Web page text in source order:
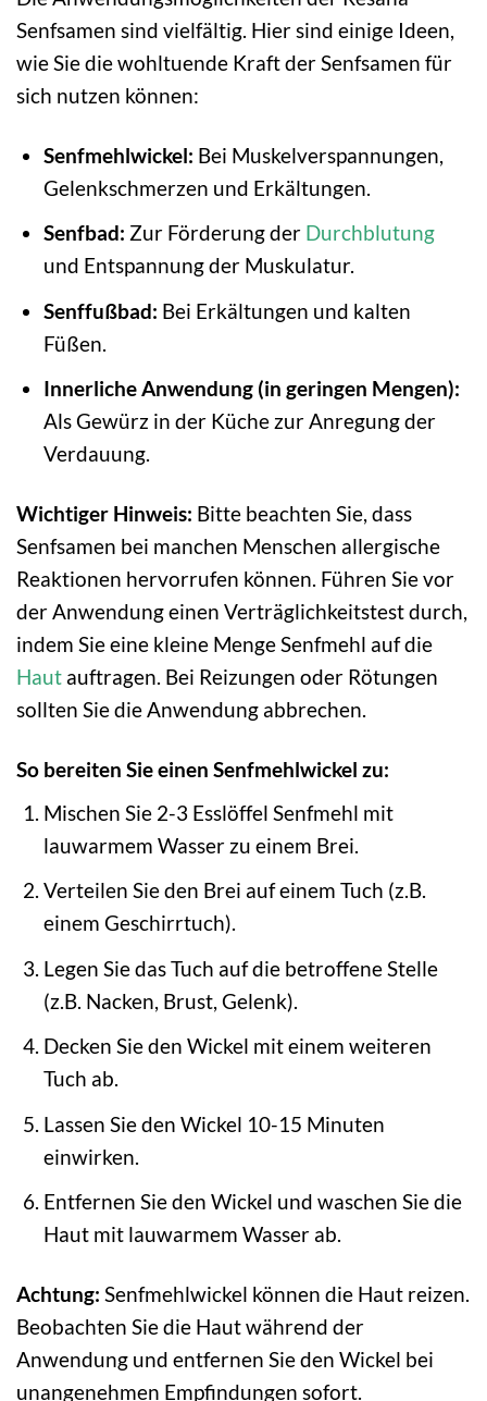
Senfsamen sind vielfältig. Hier sind einige Ideen,
wie Sie die wohltuende Kraft der Senfsamen für
sich nutzen können:
Senfmehlwickel: Bei Muskelverspannungen,
Gelenkschmerzen und Erkältungen.
Senfbad: Zur Förderung der Durchblutung
und Entspannung der Muskulatur.
Senffußbad: Bei Erkältungen und kalten
Füßen.
Innerliche Anwendung (in geringen Mengen):
Als Gewürz in der Küche zur Anregung der
Verdauung.
Wichtiger Hinweis: Bitte beachten Sie, dass
Senfsamen bei manchen Menschen allergische
Reaktionen hervorrufen können. Führen Sie vor
der Anwendung einen Verträglichkeitstest durch,
indem Sie eine kleine Menge Senfmehl auf die
Haut auftragen. Bei Reizungen oder Rötungen
sollten Sie die Anwendung abbrechen.
So bereiten Sie einen Senfmehlwickel zu:
Mischen Sie 2-3 Esslöffel Senfmehl mit
lauwarmem Wasser zu einem Brei.
Verteilen Sie den Brei auf einem Tuch (z.B.
einem Geschirrtuch).
Legen Sie das Tuch auf die betroffene Stelle
(z.B. Nacken, Brust, Gelenk).
Decken Sie den Wickel mit einem weiteren
Tuch ab.
Lassen Sie den Wickel 10-15 Minuten
einwirken.
Entfernen Sie den Wickel und waschen Sie die
Haut mit lauwarmem Wasser ab.
Achtung: Senfmehlwickel können die Haut reizen.
Beobachten Sie die Haut während der
Anwendung und entfernen Sie den Wickel bei
unangenehmen Empfindungen sofort.